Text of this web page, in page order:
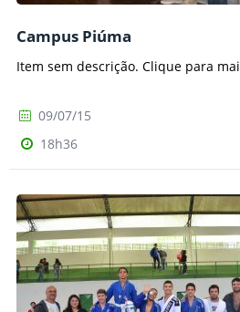
Campus Piúma
Item sem descrição. Clique para
09/07/15
18h36